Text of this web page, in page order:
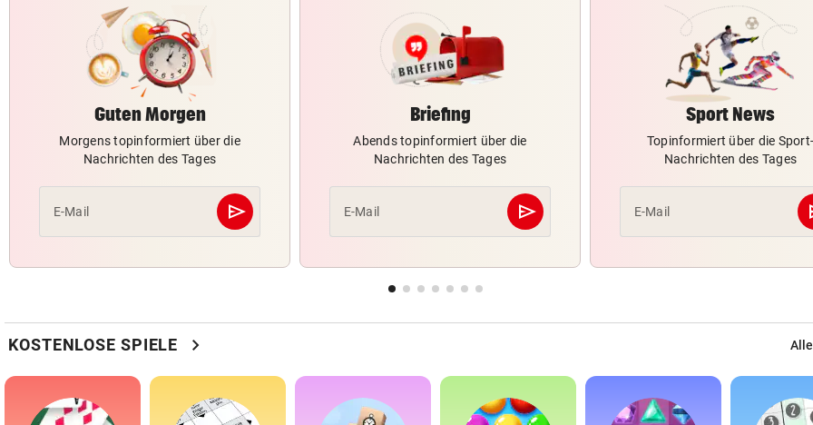
Guten Morgen
Morgens topinformiert über die
Nachrichten des Tages
E-Mail send
Abschicken
Briefing
Abends topinformiert über die
Nachrichten des Tages
E-Mail send
Abschicken
Sport News
Topinformiert über die Sport-
Nachrichten des Tages
E-Mail
KOSTENLOSE SPIELE chevron_right